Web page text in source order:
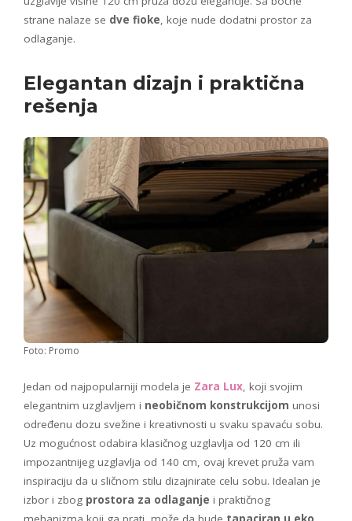
strane nalaze se dve fioke, koje nude dodatni prostor za
odlaganje.
Elegantan dizajn i praktična
rešenja
Foto: Promo
Jedan od najpopularniji modela je Zara Lux, koji svojim
elegantnim uzglavljem i neobičnom konstrukcijom unosi
određenu dozu svežine i kreativnosti u svaku spavaću sobu.
Uz mogućnost odabira klasičnog uzglavlja od 120 cm ili
impozantnijeg uzglavlja od 140 cm, ovaj krevet pruža vam
inspiraciju da u sličnom stilu dizajnirate celu sobu. Idealan je
izbor i zbog prostora za odlaganje i praktičnog